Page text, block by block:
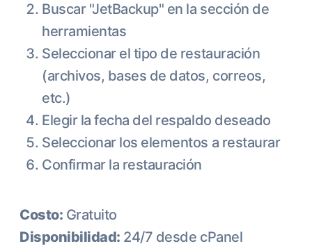
Buscar "JetBackup" en la sección de
herramientas
Seleccionar el tipo de restauración
(archivos, bases de datos, correos,
etc.)
Elegir la fecha del respaldo deseado
Seleccionar los elementos a restaurar
Confirmar la restauración
Costo: Gratuito
Disponibilidad: 24/7 desde cPanel